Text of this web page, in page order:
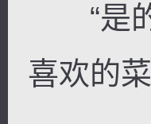
“是的
喜欢的